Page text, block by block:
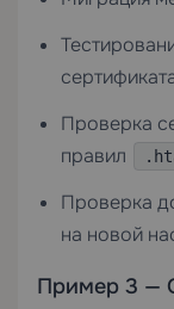
Проверка
правил
Проверка
на новой
Пример 3 —